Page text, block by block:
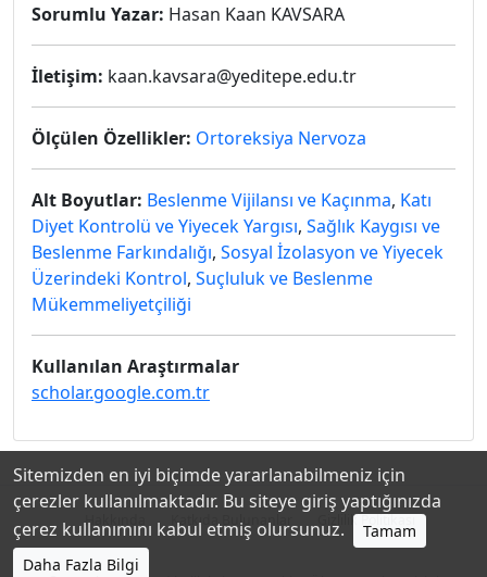
Sorumlu Yazar: Hasan Kaan KAVSARA
İletişim: kaan.kavsara@yeditepe.edu.tr
Ölçülen Özellikler: Ortoreksiya Nervoza
Alt Boyutlar: Beslenme Vijilansı ve Kaçınma, Katı
Diyet Kontrolü ve Yiyecek Yargısı, Sağlık Kaygısı ve
Beslenme Farkındalığı, Sosyal İzolasyon ve Yiyecek
Üzerindeki Kontrol, Suçluluk ve Beslenme
Mükemmeliyetçiliği
Kullanılan Araştırmalar
scholar.google.com.tr
Hakkında Katkıda Bulunanlar Gizlilik Politikası
Sitemizden en iyi biçimde yararlanabilmeniz için
çerezler kullanılmaktadır. Bu siteye giriş yaptığınızda
çerez kullanımını kabul etmiş olursunuz.
Tamam
Daha Fazla Bilgi